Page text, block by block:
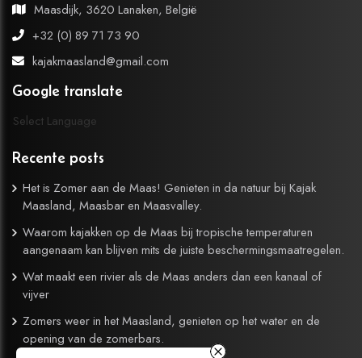
Maasdijk, 3620 Lanaken, België
+32 (0) 89 71 73 90
kajakmaasland@gmail.com
Google translate
Select Language
Recente posts
Het is Zomer aan de Maas! Genieten in da natuur bij Kajak
Maasland, Maasbar en Maasvalley.
Waarom kajakken op de Maas bij tropische temperaturen
aangenaam kan blijven mits de juiste beschermingsmaatregelen.
Wat maakt een rivier als de Maas anders dan een kanaal of
vijver
Zomers weer in het Maasland, genieten op het water en de
opening van de zomerbars.